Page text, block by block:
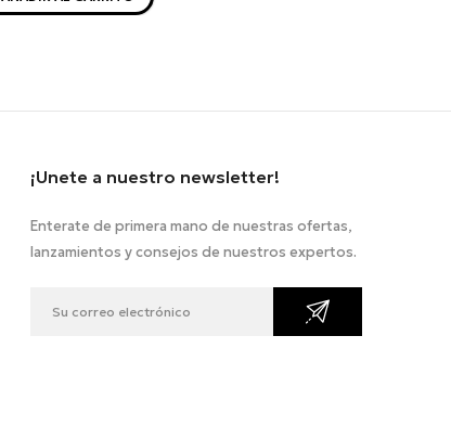
¡Unete a nuestro newsletter!
Enterate de primera mano de nuestras ofertas,
lanzamientos y consejos de nuestros expertos.